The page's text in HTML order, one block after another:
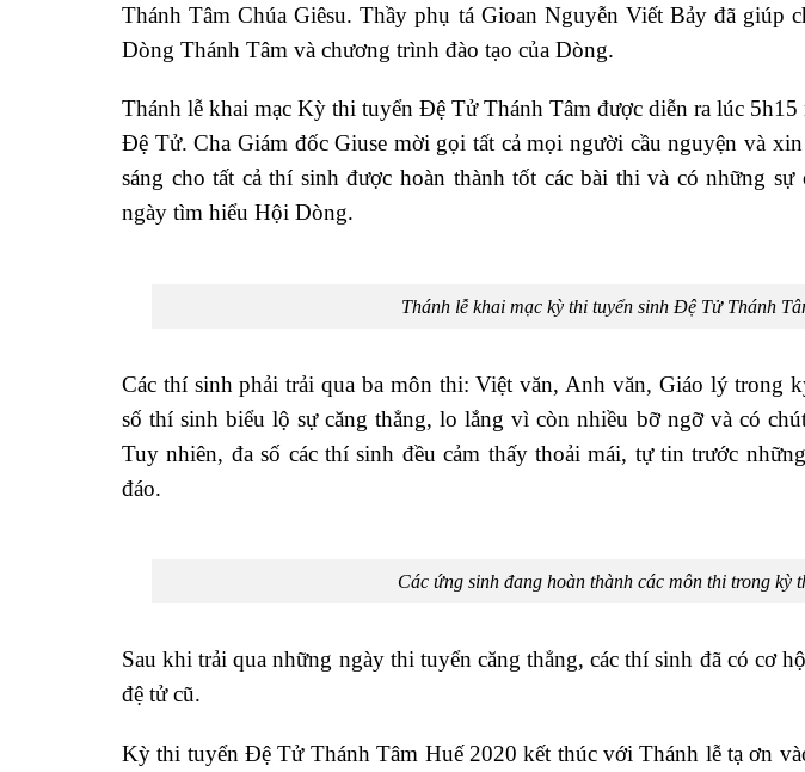
Thánh Tâm Chúa Giêsu. Thầy phụ tá Gioan Nguyễn Viết Bảy đã giúp
Dòng Thánh Tâm và chương trình đào tạo của Dòng.
Thánh lễ khai mạc Kỳ thi tuyển Đệ Tử Thánh Tâm được diễn ra lúc
Đệ Tử. Cha Giám đốc Giuse mời gọi tất cả mọi người cầu nguyện và
sáng cho tất cả thí sinh được hoàn thành tốt các bài thi và có những
ngày tìm hiểu Hội Dòng.
Thánh lễ khai mạc kỳ thi tuyển sinh Đệ Tử Thánh
Các thí sinh phải trải qua ba môn thi: Việt văn, Anh văn, Giáo lý trong
số thí sinh biểu lộ sự căng thẳng, lo lắng vì còn nhiều bỡ ngỡ và có
Tuy nhiên, đa số các thí sinh đều cảm thấy thoải mái, tự tin trước
đáo.
Các ứng sinh đang hoàn thành các môn thi trong kỳ
Sau khi trải qua những ngày thi tuyển căng thẳng, các thí sinh đã có cơ
đệ tử cũ.
Kỳ thi tuyển Đệ Tử Thánh Tâm Huế 2020 kết thúc với Thánh lễ tạ ơn